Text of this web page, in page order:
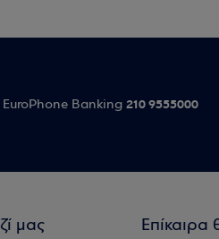
EuroPhone Banking 210 9555000
μας Επίκαιρα